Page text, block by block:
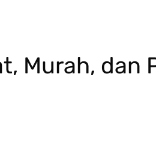
Murah, dan